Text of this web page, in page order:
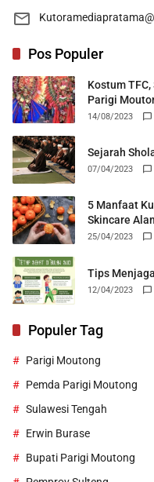
Pos Populer
Kostum
Parigi
14/08/2023
Sejarah
07/04/2023
5 Manfaat
Skincare
25/04/2023
Tips
12/04/2023
Populer Tag
Parigi Moutong
Pemda Parigi Moutong
Sulawesi Tengah
Erwin Burase
Bupati Parigi Moutong